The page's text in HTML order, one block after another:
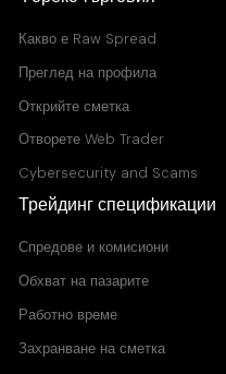
Какво е Raw Spread
Преглед на профила
Открийте сметка
Отворете Web Trader
Cybersecurity and Scams
Трейдинг спецификации
Спредове и комисиони
Обхват на пазарите
Работно време
Захранване на сметка